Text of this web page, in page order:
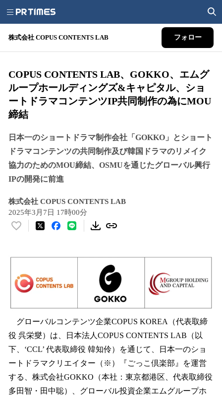
株式会社 COPUS CONTENTS LAB フォロー
COPUS CONTENTS LAB、GOKKO、エムグ
ループホールディングズ&キャピタル、ショ
ートドラマコンテンツIP共同制作の為にMOU
締結
日本一のショートドラマ制作会社「GOKKO」とショート
ドラマコンテンツの共同制作及び韓国ドラマのリメイク
協力のためのMOU締結、OSMUを通じたグローバル興行
IPの開発に前進
株式会社 COPUS CONTENTS LAB
2025年3月7日 17時00分
い
数
を
読
み
中
で
す
グローバルコンテンツ企業COPUS KOREA（代表取締
役 呉栄燮）は、日本法人COPUS CONTENTS LAB（以
下、‘CCL’ 代表取締役 韓知伶）を通じて、日本一のショ
ートドラマクリエイター（※）『ごっこ倶楽部』を運営
する、株式会社GOKKO（本社：東京都港区、代表取締役
多田智・田中聡）、グローバル投資企業エムグループホ